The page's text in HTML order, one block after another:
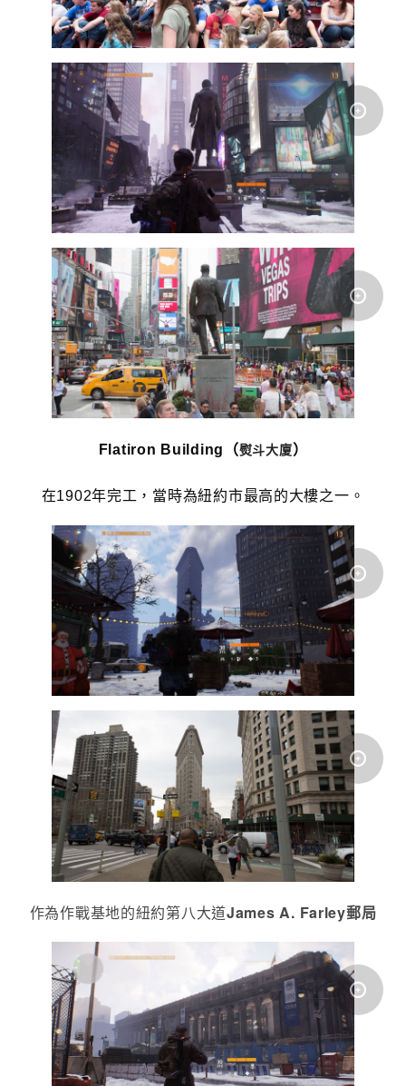
Flatiron Building（熨斗大廈）
在1902年完工，當時為紐約市最高的大樓之一 。
作為作戰基地的紐約第八大道James A. Farley郵局